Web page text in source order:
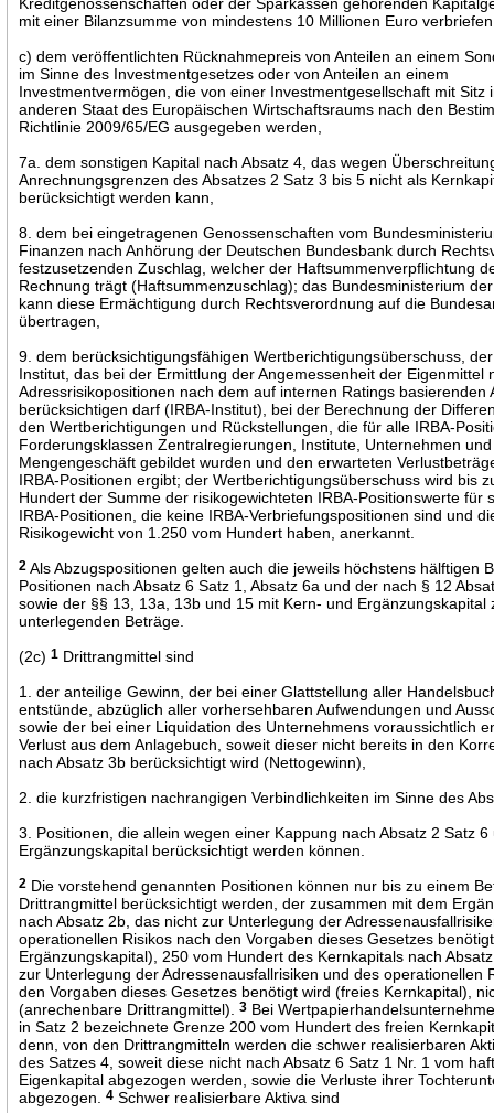
mit einer Bilanzsumme von mindestens 10 Millionen Euro
c) dem veröffentlichten Rücknahmepreis von Anteilen an einem
im Sinne des Investmentgesetzes oder von Anteilen an einem
Investmentvermögen, die von einer Investmentgesellschaft mit Sitz
anderen Staat des Europäischen Wirtschaftsraums nach den
Richtlinie 2009/65/EG ausgegeben werden,
7a. dem sonstigen Kapital nach Absatz 4, das wegen
Anrechnungsgrenzen des Absatzes 2 Satz 3 bis 5 nicht als
berücksichtigt werden kann,
8. dem bei eingetragenen Genossenschaften vom
Finanzen nach Anhörung der Deutschen Bundesbank durch
festzusetzenden Zuschlag, welcher der Haftsummenverpflichtung
Rechnung trägt (Haftsummenzuschlag); das Bundesministerium
kann diese Ermächtigung durch Rechtsverordnung auf die
übertragen,
9. dem berücksichtigungsfähigen Wertberichtigungsüberschuss,
Institut, das bei der Ermittlung der Angemessenheit der Eigenmittel
Adressrisikopositionen nach dem auf internen Ratings basierenden
berücksichtigen darf (IRBA-Institut), bei der Berechnung der
den Wertberichtigungen und Rückstellungen, die für alle IRBA-
Forderungsklassen Zentralregierungen, Institute, Unternehmen und
Mengengeschäft gebildet wurden und den erwarteten
IRBA-Positionen ergibt; der Wertberichtigungsüberschuss wird bis
Hundert der Summe der risikogewichteten IRBA-Positionswerte für
IRBA-Positionen, die keine IRBA-Verbriefungspositionen sind und
Risikogewicht von 1.250 vom Hundert haben, anerkannt.
2 Als Abzugspositionen gelten auch die jeweils höchstens hälftigen
Positionen nach Absatz 6 Satz 1, Absatz 6a und der nach § 12
sowie der §§ 13, 13a, 13b und 15 mit Kern- und Ergänzungskapital
unterlegenden Beträge.
(2c)1 Drittrangmittel sind
1. der anteilige Gewinn, der bei einer Glattstellung aller
entstünde, abzüglich aller vorhersehbaren Aufwendungen und
sowie der bei einer Liquidation des Unternehmens voraussichtlich
Verlust aus dem Anlagebuch, soweit dieser nicht bereits in den
nach Absatz 3b berücksichtigt wird (Nettogewinn),
2. die kurzfristigen nachrangigen Verbindlichkeiten im Sinne des
3. Positionen, die allein wegen einer Kappung nach Absatz 2 Satz
Ergänzungskapital berücksichtigt werden können.
2 Die vorstehend genannten Positionen können nur bis zu einem
Drittrangmittel berücksichtigt werden, der zusammen mit dem
nach Absatz 2b, das nicht zur Unterlegung der
operationellen Risikos nach den Vorgaben dieses Gesetzes
Ergänzungskapital), 250 vom Hundert des Kernkapitals nach
zur Unterlegung der Adressenausfallrisiken und des operationellen
den Vorgaben dieses Gesetzes benötigt wird (freies Kernkapital),
(anrechenbare Drittrangmittel).3 Bei
in Satz 2 bezeichnete Grenze 200 vom Hundert des freien
denn, von den Drittrangmitteln werden die schwer realisierbaren
des Satzes 4, soweit diese nicht nach Absatz 6 Satz 1 Nr. 1 vom
Eigenkapital abgezogen werden, sowie die Verluste ihrer
abgezogen.4 Schwer realisierbare Aktiva sind